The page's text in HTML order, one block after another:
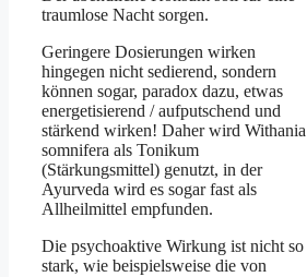
traumlose Nacht sorgen.
Geringere Dosierungen wirken
hingegen nicht sedierend, sondern
können sogar, paradox dazu, etwas
energetisierend / aufputschend und
stärkend wirken! Daher wird Withania
somnifera als Tonikum
(Stärkungsmittel) genutzt, in der
Ayurveda wird es sogar fast als
Allheilmittel empfunden.
Die psychoaktive Wirkung ist nicht so
stark, wie beispielsweise die von